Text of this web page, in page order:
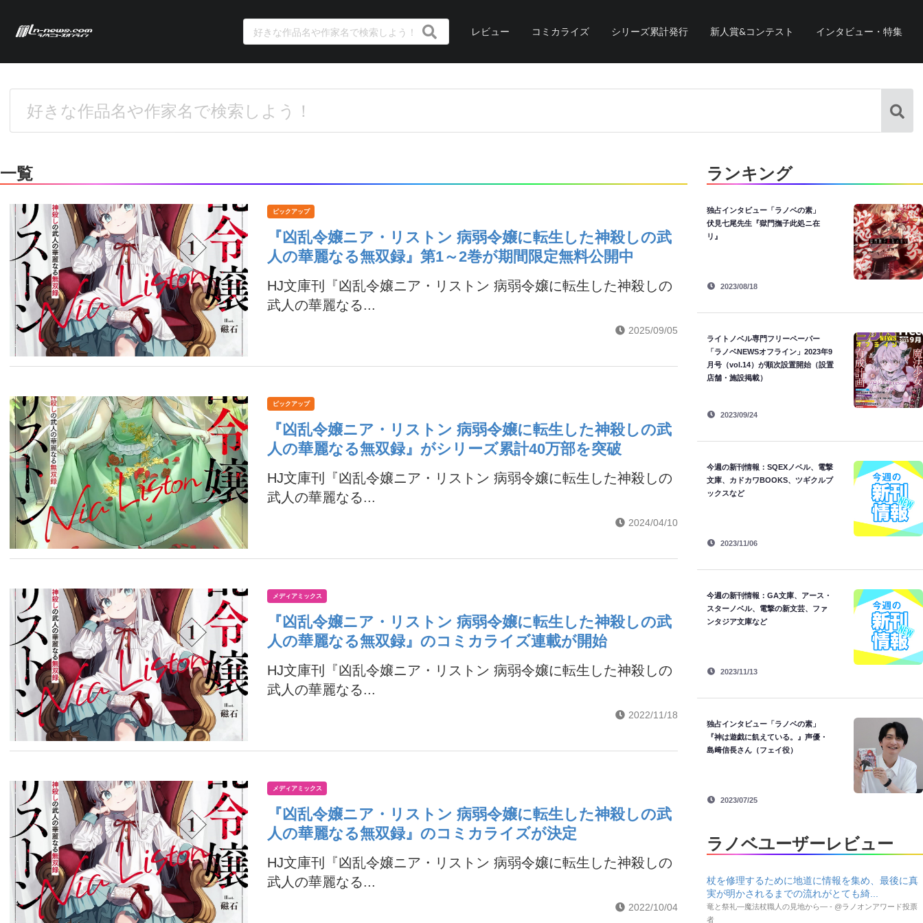
レビュー コミカライズ シリーズ累計発行 新人賞&コンテスト インタビュー・特集
一覧
ピックアップ
『凶乱令嬢ニア・リストン 病弱令嬢に転生した神殺しの武
人の華麗なる無双録』第1～2巻が期間限定無料公開中
HJ文庫刊『凶乱令嬢ニア・リストン 病弱令嬢に転生した神殺しの
武人の華麗なる...
2025/09/05
ピックアップ
『凶乱令嬢ニア・リストン 病弱令嬢に転生した神殺しの武
人の華麗なる無双録』がシリーズ累計40万部を突破
HJ文庫刊『凶乱令嬢ニア・リストン 病弱令嬢に転生した神殺しの
武人の華麗なる...
2024/04/10
メディアミックス
『凶乱令嬢ニア・リストン 病弱令嬢に転生した神殺しの武
人の華麗なる無双録』のコミカライズ連載が開始
HJ文庫刊『凶乱令嬢ニア・リストン 病弱令嬢に転生した神殺しの
武人の華麗なる...
2022/11/18
メディアミックス
『凶乱令嬢ニア・リストン 病弱令嬢に転生した神殺しの武
人の華麗なる無双録』のコミカライズが決定
HJ文庫刊『凶乱令嬢ニア・リストン 病弱令嬢に転生した神殺しの
武人の華麗なる...
2022/10/04
ランキング
独占インタビュー「ラノベの素」
伏見七尾先生『獄門撫子此処ニ在
リ』
2023/08/18
ライトノベル専門フリーペーパー
「ラノベNEWSオフライン」2023年9
月号（vol.14）が順次設置開始（設置
店舗・施設掲載）
2023/09/24
今週の新刊情報：SQEXノベル、電撃
文庫、カドカワBOOKS、ツギクルブ
ックスなど
2023/11/06
今週の新刊情報：GA文庫、アース・
スターノベル、電撃の新文芸、ファ
ンタジア文庫など
2023/11/13
独占インタビュー「ラノベの素」
『神は遊戯に飢えている。』声優・
島﨑信長さん（フェイ役）
2023/07/25
ラノベユーザーレビュー
杖を修理するために地道に情報を集め、最後に真
実が明かされるまでの流れがとても綺...
竜と祭礼―魔法杖職人の見地から― - @ラノオンアワード投票
者